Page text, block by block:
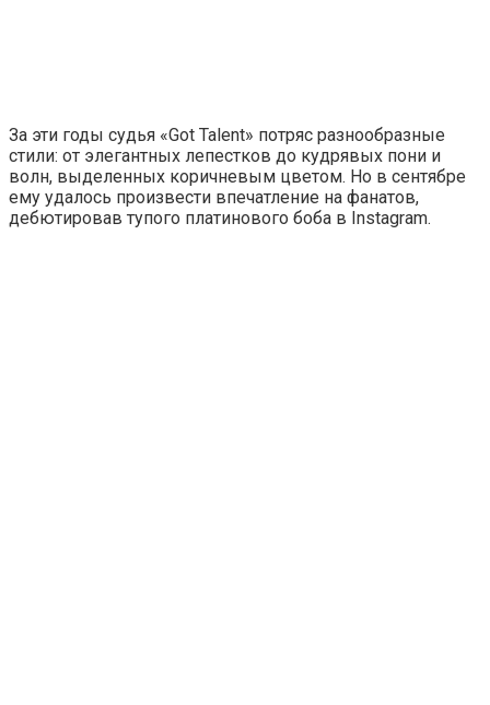
За эти годы судья «Got Talent» потряс разнообразные
стили: от элегантных лепестков до кудрявых пони и
волн, выделенных коричневым цветом. Но в сентябре
ему удалось произвести впечатление на фанатов,
дебютировав тупого платинового боба в Instagram.